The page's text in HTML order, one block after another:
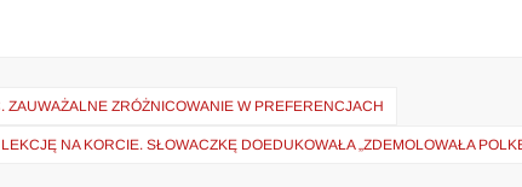
ZRÓŻNICOWANIE W PREFERENCJACH
NA KORCIE. SŁOWACZKĘ DOEDUKOWAŁA „ZDEMOLOWAŁA